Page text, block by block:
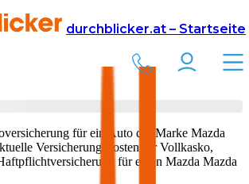
durchblicker.at – Startseite
Mazda
Mazda Mazda 2in
für ein Auto der Marke Mazda
Versicherungskosten für Vollkasko,
für einen Mazda Mazda